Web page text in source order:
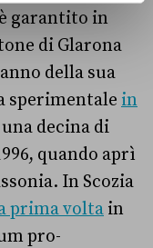
garantito in
di Glarona
della sua
sperimentale in
decina di
quando aprì
In Scozia
prima volta in
pro-